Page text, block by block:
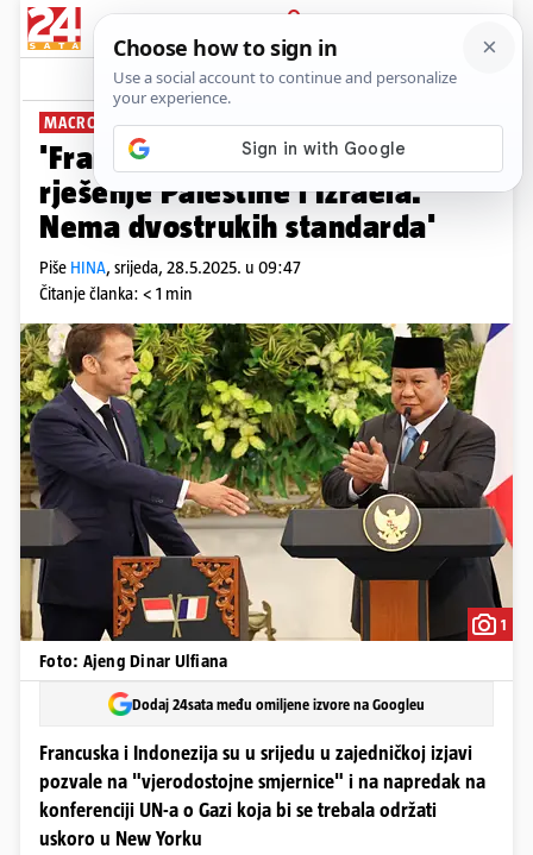
PRIJAVA
News Komentari
MACRON O SUKOBU
'Francuska je za dvodržavno
rješenje Palestine i Izraela.
Nema dvostrukih standarda'
Piše HINA, srijeda, 28.5.2025. u 09:47
Čitanje članka: < 1 min
1
Foto: Ajeng Dinar Ulfiana
Dodaj 24sata među omiljene izvore na Googleu
Francuska i Indonezija su u srijedu u zajedničkoj izjavi
pozvale na "vjerodostojne smjernice" i na napredak na
konferenciji UN-a o Gazi koja bi se trebala održati
uskoro u New Yorku